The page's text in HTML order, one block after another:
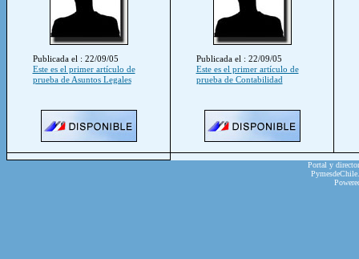
Publicada el : 22/09/05
Este es el primer artículo de
prueba de Asuntos Legales
Publicada el : 22/09/05
Este es el primer artículo de
prueba de Contabilidad
Portal y